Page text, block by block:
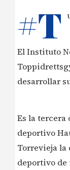
#T
El Instituto
desarrollar
Es la tercera
deportivo
Torrevieja la
deportivo de